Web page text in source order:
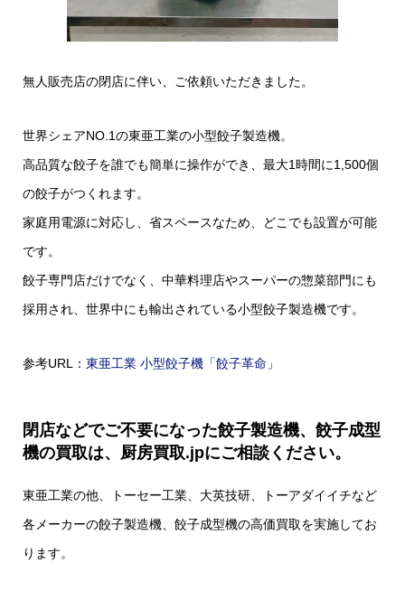
無人販売店の閉店に伴い、ご依頼いただきました。
世界シェアNO.1の東亜工業の小型餃子製造機。
高品質な餃子を誰でも簡単に操作ができ、最大1時間に1,500個
の餃子がつくれます。
家庭用電源に対応し、省スペースなため、どこでも設置が可能
です。
餃子専門店だけでなく、中華料理店やスーパーの惣菜部門にも
採用され、世界中にも輸出されている小型餃子製造機です。
参考URL： 東亜工業 小型餃子機「餃子革命」
閉店などでご不要になった餃子製造機、餃子成型
機の買取は、厨房買取.jpにご相談ください。
東亜工業の他、トーセー工業、大英技研、トーアダイイチなど
各メーカーの餃子製造機、餃子成型機の高価買取を実施してお
ります。